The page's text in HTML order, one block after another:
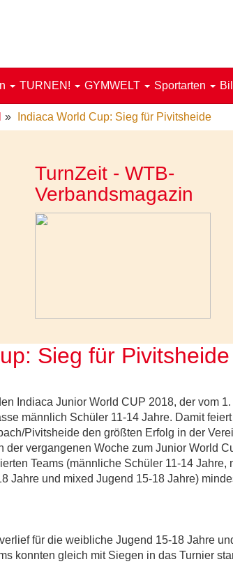
TURNEN! GYMWELT Sportarten
Indiaca World Cup: Sieg für Pivitsheide
TurnZeit - WTB-
Verbandsmagazin
Sieg für Pivitsheide
Indiaca Junior World CUP 2018, der vom 1.
männlich Schüler 11-14 Jahre. Damit
Pivitsheide den größten Erfolg in der
der vergangenen Woche zum Junior World
Teams (männliche Schüler 11-14 Jahre,
Jahre und mixed Jugend 15-18 Jahre)
für die weibliche Jugend 15-18 Jahre
konnten gleich mit Siegen in das Turnier